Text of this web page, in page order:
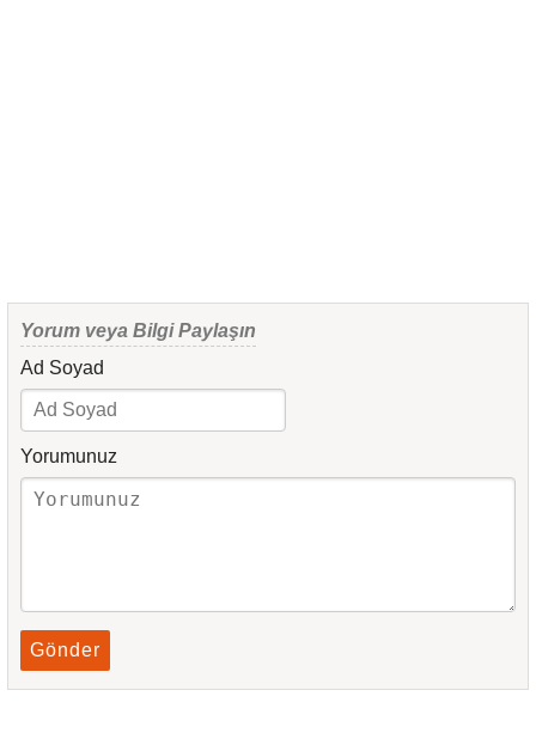
Yorum veya Bilgi Paylaşın
Ad Soyad
Yorumunuz
Gönder